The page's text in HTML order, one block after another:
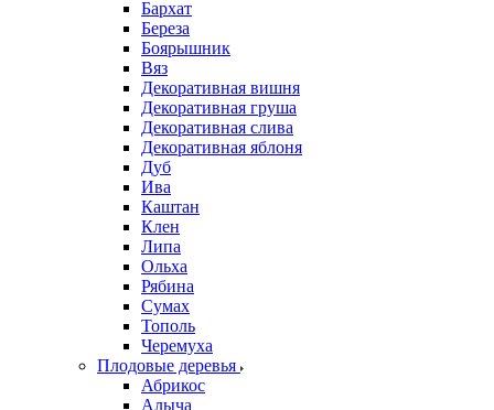
Бархат
Береза
Боярышник
Вяз
Декоративная вишня
Декоративная груша
Декоративная слива
Декоративная яблоня
Дуб
Ива
Каштан
Клен
Липа
Ольха
Рябина
Сумах
Тополь
Черемуха
Плодовые деревья
Абрикос
Алыча